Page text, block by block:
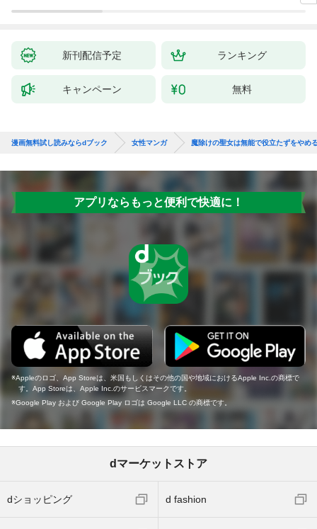
新刊配信予定 ランキング
キャンペーン 無料
漫画無料試し読みならdブック 女性マンガ 魔除けの聖女は無能で役立たずをやめ
アプリならもっと便利で快適に！
Appleのロゴ、App Storeは、米国もしくはその他の国や地域におけるApple Inc.の商標で
す。App Storeは、Apple Inc.のサービスマークです。
Google Play および Google Play ロゴは Google LLC の商標です。
dマーケットストア
dショッピング d fashion